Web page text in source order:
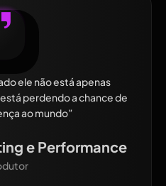
ele não está apenas
perdendo a chance de
ao mundo”
e Performance